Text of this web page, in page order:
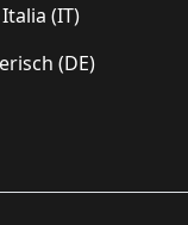
Italia (IT)
(DE)